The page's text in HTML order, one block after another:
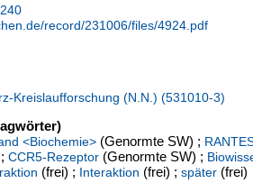
record/231006/files/4924.pdf
Kreislaufforschung (N.N.) (531010-3)
<Biochemie> (Genormte SW) ;
CCR5-Rezeptor (Genormte SW) ;
(frei) ; Interaktion (frei) ; später (frei)